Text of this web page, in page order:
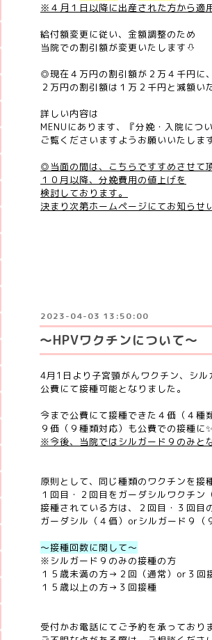
※４月１日以降に出産された方から適
給付額変更に従い、金額調整のため
当院での割引額が変更いたします ⇩
◎現在４万円の割引額が２万４千円に、
２万円の割引額は１万２千円と減額い
詳しい内容は
MENUにあります、
『分娩・入院につ
ご覧くださいますようお願いいたします
◎当面の間は、こちらですすめさせて
１０月以降、分娩費用の値上げを
検討しております。
決まり次第ホームページにてお知らせ
2023-04-03 13:50:00
〜HPVワクチンについて〜
4月1日より子宮頸がんワクチン、シル
公費にて接種可能となりました。
今まで公費にて接種できた４価（４種
９価（９種類対応）も公費での接種に✨
※今後、当院ではシルガード９のみと
原則として、同じ種類のワクチンを接
１回目・２回目をガーダシルワクチン
接種されている方は、２回目・３回目
ガーダシル（４価）orシルガード９（
〜接種回数に関して〜
※シルガード９のみの接種の方
１５歳未満の方→２回（通常）or３回
１５歳以上の方→３回接種
受付かお電話にてご予約を承っており